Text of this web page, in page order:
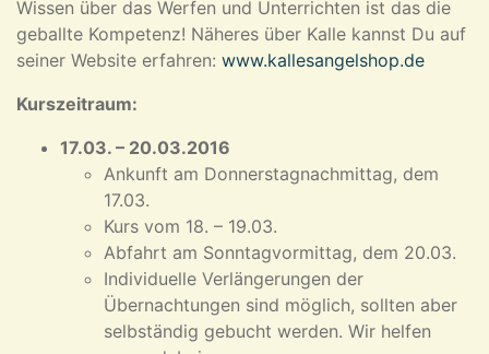
Wissen über das Werfen und Unterrichten ist das die
geballte Kompetenz! Näheres über Kalle kannst Du auf
seiner Website erfahren: www.kallesangelshop.de
Kurszeitraum:
17.03. – 20.03.2016
Ankunft am Donnerstagnachmittag, dem
17.03.
Kurs vom 18. – 19.03.
Abfahrt am Sonntagvormittag, dem 20.03.
Individuelle Verlängerungen der
Übernachtungen sind möglich, sollten aber
selbständig gebucht werden. Wir helfen